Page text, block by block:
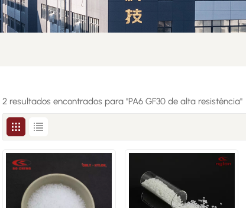
2 resultados encontrados para "PA6 GF30 de alta resistência"